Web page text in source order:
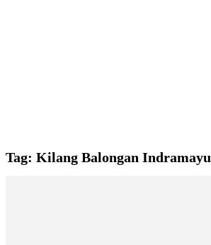
Tag: Kilang Balongan Indramayu